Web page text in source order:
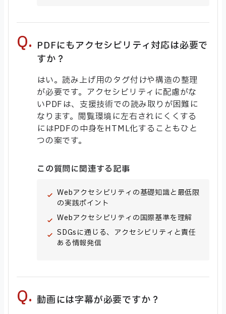
PDFにもアクセシビリティ対応は必要で
すか？
はい。読み上げ用のタグ付けや構造の整理
が必要です。アクセシビリティに配慮がな
いPDFは、支援技術での読み取りが困難に
なります。閲覧環境に左右されにくくする
にはPDFの中身をHTML化することもひと
つの案です。
この質問に関連する記事
Webアクセシビリティの基礎知識と最低限
の実践ポイント
Webアクセシビリティの国際基準を理解
SDGsに通じる、アクセシビリティと責任
ある情報発信
動画には字幕が必要ですか？